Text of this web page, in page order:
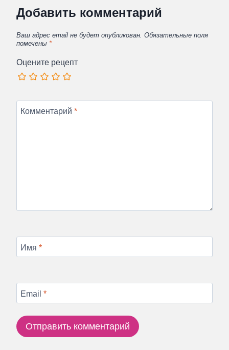
Добавить комментарий
Ваш адрес email не будет опубликован. Обязательные поля
помечены *
Оцените рецепт
Комментарий *
Имя *
Email *